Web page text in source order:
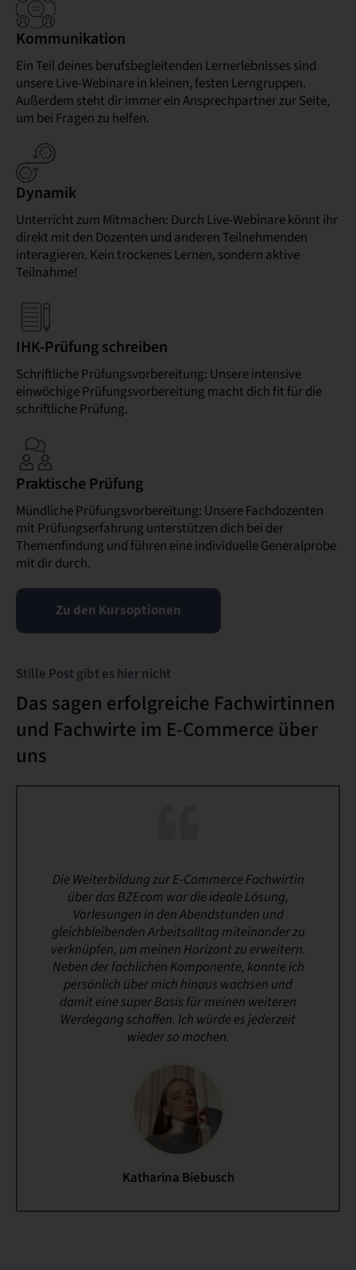
Kommunikation
Ein Teil deines berufsbegleitenden Lernerlebnisses sind
unsere Live-Webinare in kleinen, festen Lerngruppen.
Außerdem steht dir immer ein Ansprechpartner zur Seite,
um bei Fragen zu helfen.
Dynamik
Unterricht zum Mitmachen: Durch Live-Webinare könnt ihr
direkt mit den Dozenten und anderen Teilnehmenden
interagieren. Kein trockenes Lernen, sondern aktive
Teilnahme!
IHK-Prüfung schreiben
Schriftliche Prüfungsvorbereitung: Unsere intensive
einwöchige Prüfungsvorbereitung macht dich fit für die
schriftliche Prüfung.
Praktische Prüfung
Mündliche Prüfungsvorbereitung: Unsere Fachdozenten
mit Prüfungserfahrung unterstützen dich bei der
Themenfindung und führen eine individuelle Generalprobe
mit dir durch.
Zu den Kursoptionen
Stille Post gibt es hier nicht
Das sagen erfolgreiche Fachwirtinnen
und Fachwirte im E-Commerce über
uns
Die Weiterbildung zur E-Commerce Fachwirtin
über das BZEcom war die ideale Lösung,
Vorlesungen in den Abendstunden und
gleichbleibenden Arbeitsalltag miteinander zu
verknüpfen, um meinen Horizont zu erweitern.
Neben der fachlichen Komponente, konnte ich
persönlich über mich hinaus wachsen und
damit eine super Basis für meinen weiteren
Werdegang schaffen. Ich würde es jederzeit
wieder so machen.
Katharina Biebusch